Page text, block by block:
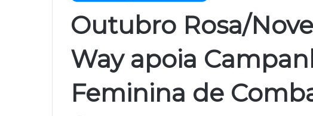
Outubro Rosa/
Way apoia
Feminina de